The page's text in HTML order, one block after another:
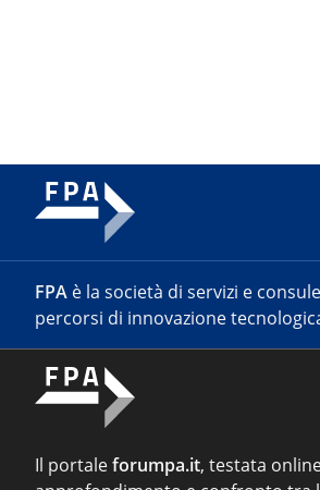
FPA è la società di servizi e
percorsi di innovazione
Il portaleforumpa.it, testata